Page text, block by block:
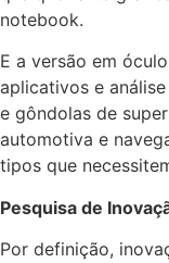
notebook.
E a versão em
aplicativos e análise
e gôndolas de
automotiva e
tipos que
Pesquisa de
Por definição,